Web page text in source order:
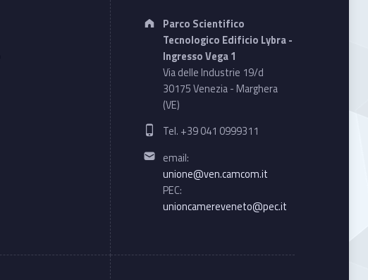
Address:
Parco Scientifico
Tecnologico Edificio Lybra -
Ingresso Vega 1
Via delle Industrie 19/d
30175 Venezia - Marghera
(VE)
Phone number:
Tel. +39 041 0999311
Email address:
email:
unione@ven.camcom.it
PEC:
unioncamereveneto@pec.it